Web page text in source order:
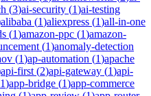
(3)ai-security (1)ai-testing
alibaba (1)aliexpress (1)all-in-one
(1)amazon-ppc (1)amazon-
(1)anomaly-detection
(1)ap-automation (1)apache
api-first (2)api-gateway (1)api-
1)app-bridge (1)app-commerce